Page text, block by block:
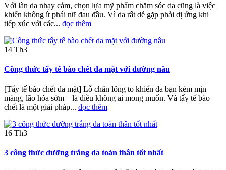
Với làn da nhạy cảm, chọn lựa mỹ phẩm chăm sóc da cũng là việc
khiến không ít phái nữ đau đầu. Vì da rất dễ gặp phải dị ứng khi
tiếp xúc với các... đọc thêm
14 Th3
Công thức tẩy tế bào chết da mặt với đường nâu
[Tẩy tế bào chết da mặt] Lỗ chân lông to khiến da bạn kém mịn
màng, lão hóa sớm – là điều không ai mong muốn. Và tẩy tế bào
chết là một giải pháp... đọc thêm
16 Th3
3 công thức dưỡng trắng da toàn thân tốt nhất